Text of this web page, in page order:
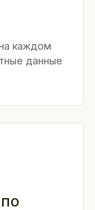
каждом
данные
ПО